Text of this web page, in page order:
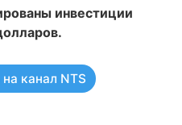
инвестиции
канал NTS